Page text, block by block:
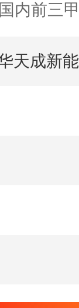
内前三
天成新